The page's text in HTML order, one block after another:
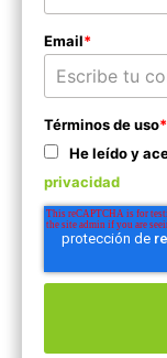
Email*
Términos de uso*
He leído y
privacidad